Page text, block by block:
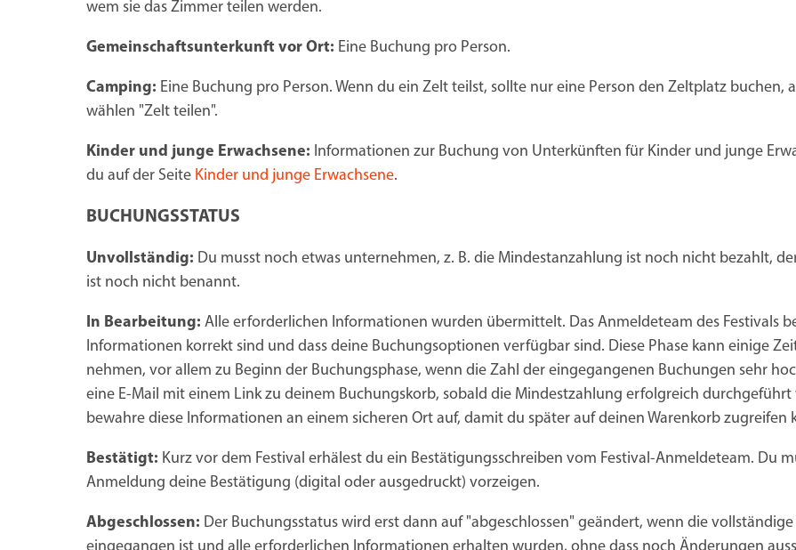
wem sie das Zimmer teilen werden.
Gemeinschaftsunterkunft vor Ort: Eine Buchung pro Person.
Camping: Eine Buchung pro Person. Wenn du ein Zelt teilst, sollte nur eine Person den Zeltplatz buchen,
wählen "Zelt teilen".
Kinder und junge Erwachsene: Informationen zur Buchung von Unterkünften für Kinder und junge
du auf der Seite Kinder und junge Erwachsene.
BUCHUNGSSTATUS
Unvollständig: Du musst noch etwas unternehmen, z. B. die Mindestanzahlung ist noch nicht bezahlt,
ist noch nicht benannt.
In Bearbeitung: Alle erforderlichen Informationen wurden übermittelt. Das Anmeldeteam des Festivals
Informationen korrekt sind und dass deine Buchungsoptionen verfügbar sind. Diese Phase kann einige
nehmen, vor allem zu Beginn der Buchungsphase, wenn die Zahl der eingegangenen Buchungen sehr
eine E-Mail mit einem Link zu deinem Buchungskorb, sobald die Mindestzahlung erfolgreich
bewahre diese Informationen an einem sicheren Ort auf, damit du später auf deinen Warenkorb zugreifen
Bestätigt: Kurz vor dem Festival erhälest du ein Bestätigungsschreiben vom Festival-Anmeldeteam. Du
Anmeldung deine Bestätigung (digital oder ausgedruckt) vorzeigen.
Abgeschlossen: Der Buchungsstatus wird erst dann auf "abgeschlossen" geändert, wenn die
eingegangen ist und alle erforderlichen Informationen erhalten wurden, ohne dass noch Änderungen